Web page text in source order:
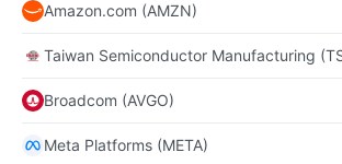
Amazon.com (AMZN)
Taiwan Semiconductor Manufacturing
Broadcom (AVGO)
Meta Platforms (META)